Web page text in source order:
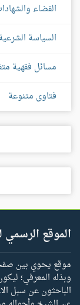
القضاء
السياسة
مسائل فقهية
فتاوى متنوعة
الموقع الرسمي
موقع يحوي بين
وبذله المعرفي؛
الباحثون عن سبل